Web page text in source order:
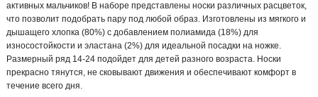
активных мальчиков! В наборе представлены носки различных расцветок,
что позволит подобрать пару под любой образ. Изготовлены из мягкого и
дышащего хлопка (80%) с добавлением полиамида (18%) для
износостойкости и эластана (2%) для идеальной посадки на ножке.
Размерный ряд 14-24 подойдет для детей разного возраста. Носки
прекрасно тянутся, не сковывают движения и обеспечивают комфорт в
течение всего дня.